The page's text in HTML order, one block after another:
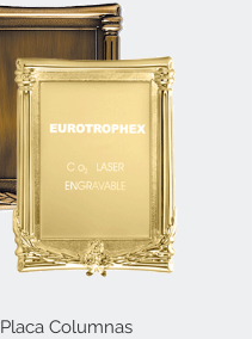
Placa Columnas